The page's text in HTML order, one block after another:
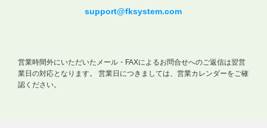
support@fksystem.com
営業時間外にいただいたメール・FAXによるお問合せへのご返信は翌営
業日の対応となります。
営業日につきましては、営業カレンダーをご確
認ください。